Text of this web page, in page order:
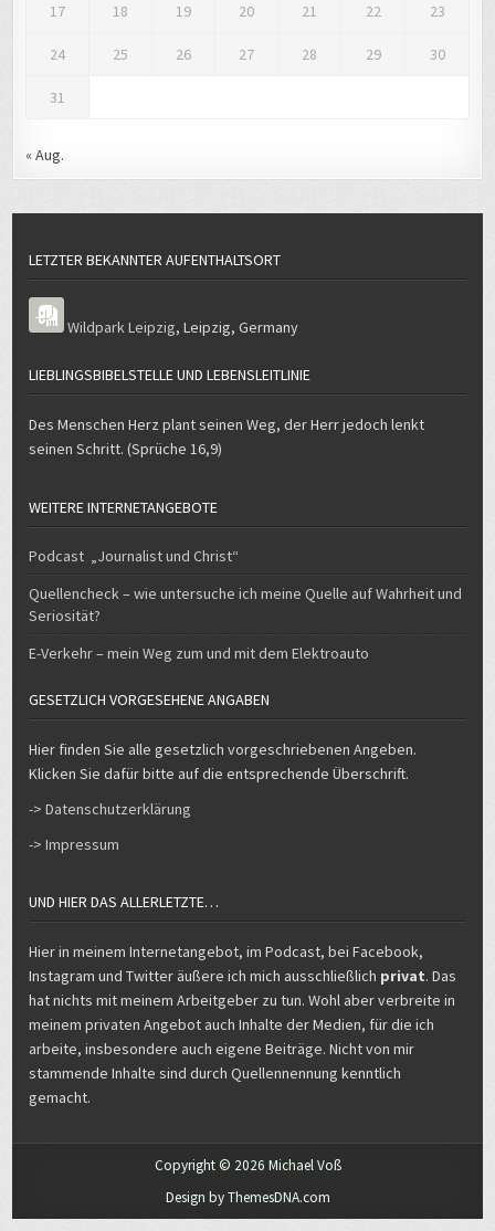
17 18 19 20 21 22 23
24 25 26 27 28 29 30
31
« Aug.
LETZTER BEKANNTER AUFENTHALTSORT
Wildpark Leipzig,Leipzig,Germany
LIEBLINGSBIBELSTELLE UND LEBENSLEITLINIE
Des Menschen Herz plant seinen Weg, der Herr jedoch lenkt
seinen Schritt. (Sprüche 16,9)
WEITERE INTERNETANGEBOTE
Podcast „Journalist und Christ“
Quellencheck – wie untersuche ich meine Quelle auf Wahrheit und
Seriosität?
E-Verkehr – mein Weg zum und mit dem Elektroauto
GESETZLICH VORGESEHENE ANGABEN
Hier finden Sie alle gesetzlich vorgeschriebenen Angeben.
Klicken Sie dafür bitte auf die entsprechende Überschrift.
-> Datenschutzerklärung
-> Impressum
UND HIER DAS ALLERLETZTE…
Hier in meinem Internetangebot, im Podcast, bei Facebook,
Instagram und Twitter äußere ich mich ausschließlich privat. Das
hat nichts mit meinem Arbeitgeber zu tun. Wohl aber verbreite in
meinem privaten Angebot auch Inhalte der Medien, für die ich
arbeite, insbesondere auch eigene Beiträge. Nicht von mir
stammende Inhalte sind durch Quellennennung kenntlich
gemacht.
Copyright © 2026 Michael Voß
Design by ThemesDNA.com